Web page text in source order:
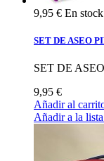
9,95 € En stock
SET DE ASEO
SET DE
9,95 €
Añadir al
Añadir a la lista